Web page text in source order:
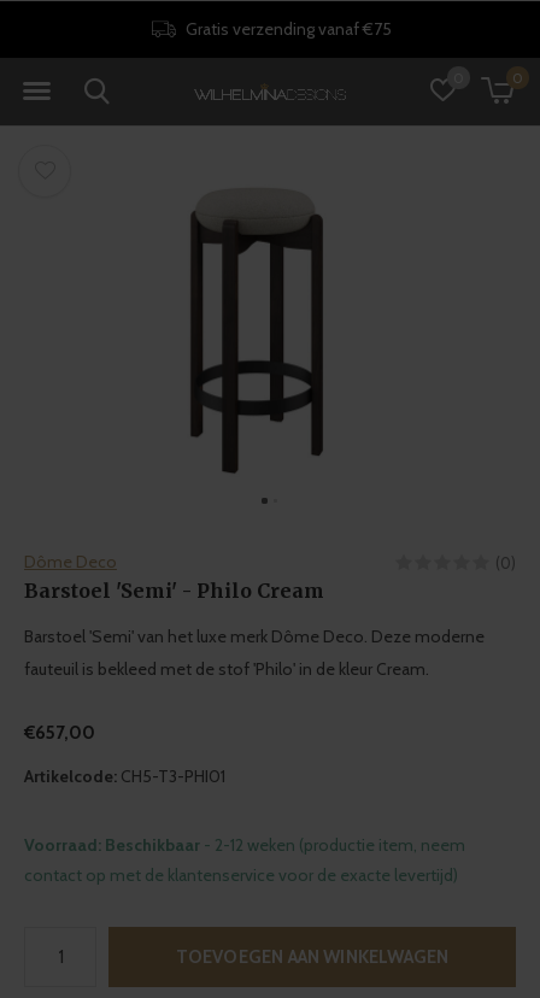
0
Gratis verzending vanaf €75
Dôme Deco (0)
Barstoel 'Semi' - Philo Cream
Barstoel 'Semi' van het luxe merk Dôme Deco. Deze moderne
fauteuil is bekleed met de stof 'Philo' in de kleur Cream.
€657,00
Artikelcode: CH5-T3-PHI01
Voorraad: Beschikbaar - 2-12 weken (productie item, neem
contact op met de klantenservice voor de exacte levertijd)
TOEVOEGEN AAN WINKELWAGEN